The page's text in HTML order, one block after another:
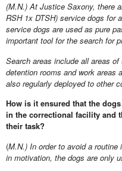
(M.N.) At Justice Saxony, there
RSH 1x DTSH) service dogs for
service dogs are used as pure
important tool for the search for
Search areas include all areas
detention rooms and work areas
also regularly deployed to other
How is it ensured that the
in the correctional facility and
their task?
(M.N.) In order to avoid a
in motivation, the dogs are only